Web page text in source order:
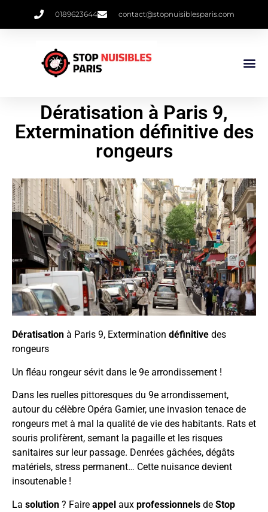
0189623644 contact@stopnuisiblesparis.com
Dératisation à Paris 9,
Extermination définitive des
rongeurs
Dératisation à Paris 9, Extermination définitive des
rongeurs
Un fléau rongeur sévit dans le 9e arrondissement !
Dans les ruelles pittoresques du 9e arrondissement,
autour du célèbre Opéra Garnier, une invasion tenace de
rongeurs met à mal la qualité de vie des habitants. Rats et
souris prolifèrent, semant la pagaille et les risques
sanitaires sur leur passage. Denrées gâchées, dégâts
matériels, stress permanent… Cette nuisance devient
insoutenable !
La solution ? Faire appel aux professionnels de Stop